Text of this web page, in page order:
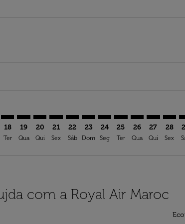
18
Ter
19
Qua
20
Qui
GVA–OUD: cmp-view-offers-
21
Sex
GVA–OUD: cmp-view-offers-
22
Sáb
GVA–OUD: cmp-view-
23
Dom
GVA–OUD: cmp-view-
24
Seg
GVA–OUD: cmp-
25
Ter
GVA–OUD:
26
Qua
27
Qui
28
Sex
com a Royal Air Maroc